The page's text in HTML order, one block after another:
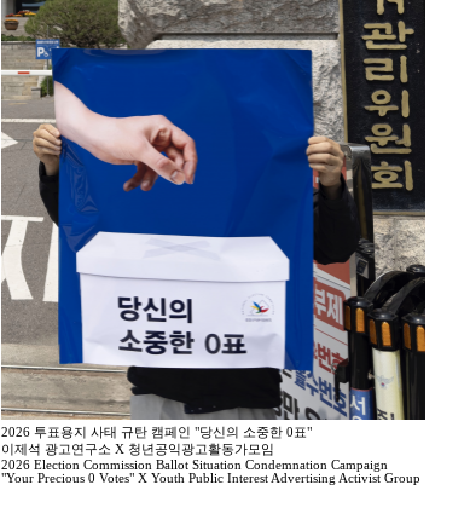
2026 투표용지 사태 규탄 캠페인 "당신의 소중한 0표"
이제석 광고연구소 X 청년공익광고활동가모임
2026 Election Commission Ballot Situation Condemnation Campaign
"Your Precious 0 Votes" X Youth Public Interest Advertising Activist Group